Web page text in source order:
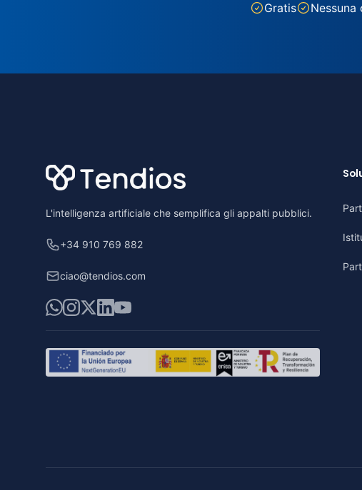
Gratis
L'intelligenza artificiale che semplifica gli appalti pubblici.
+34 910 769 882
ciao@tendios.com
WhatsApp
Instagram
X LinkedIn
YouTube